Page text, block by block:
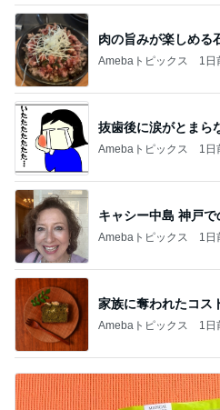
肉の旨みが楽しめる
Amebaトピックス 1日
抜歯後に涙がとまら
Amebaトピックス 1日
キャシー中島 神戸
Amebaトピックス 1日
家族に奪われたコス
Amebaトピックス 1日